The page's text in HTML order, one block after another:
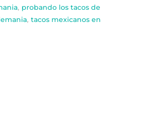
, probando los tacos de
, tacos mexicanos en